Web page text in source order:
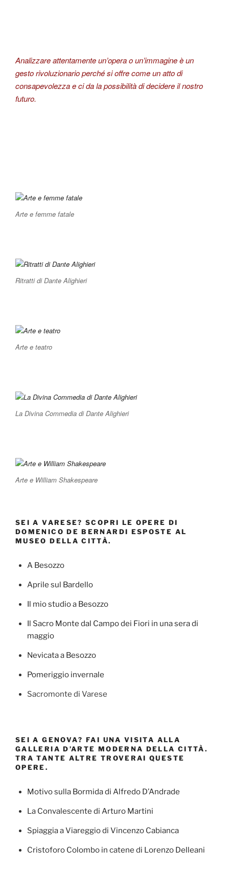
Analizzare attentamente un’opera o un’immagine è un
gesto rivoluzionario perché si offre come un atto di
consapevolezza e ci da la possibilità di decidere il nostro
futuro.
Arte e femme fatale
Ritratti di Dante Alighieri
Arte e teatro
La Divina Commedia di Dante Alighieri
Arte e William Shakespeare
SEI A VARESE? SCOPRI LE OPERE DI
DOMENICO DE BERNARDI ESPOSTE AL
MUSEO DELLA CITTÀ.
A Besozzo
Aprile sul Bardello
Il mio studio a Besozzo
Il Sacro Monte dal Campo dei Fiori in una sera di
maggio
Nevicata a Besozzo
Pomeriggio invernale
Sacromonte di Varese
SEI A GENOVA? FAI UNA VISITA ALLA
GALLERIA D’ARTE MODERNA DELLA CITTÀ.
TRA TANTE ALTRE TROVERAI QUESTE
OPERE.
Motivo sulla Bormida di Alfredo D’Andrade
La Convalescente di Arturo Martini
Spiaggia a Viareggio di Vincenzo Cabianca
Cristoforo Colombo in catene di Lorenzo Delleani